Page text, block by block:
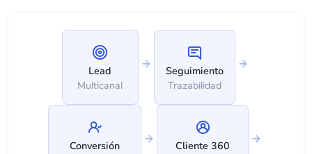
Lead
Multicanal
Seguimiento
Trazabilidad
Conversión
Cliente 360